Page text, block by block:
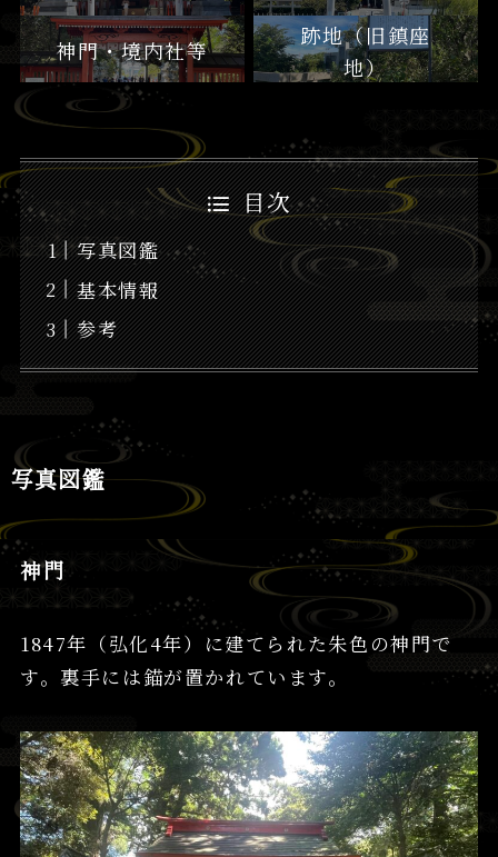
神門・境内社等
跡地（旧鎮座
地）
目次
写真図鑑
基本情報
参考
写真図鑑
神門
1847年（弘化4年）に建てられた朱色の神門で
す。裏手には錨が置かれています。